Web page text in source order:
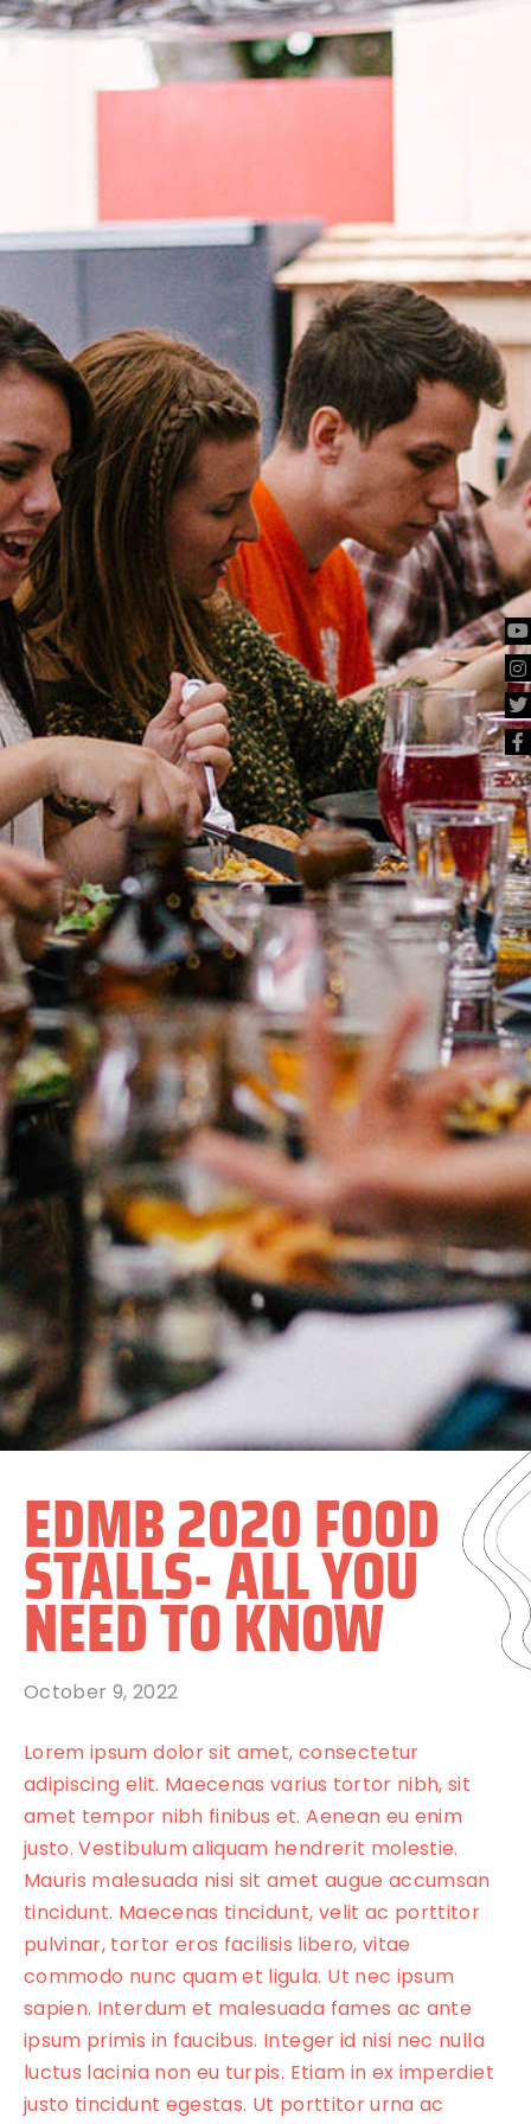
EDMB 2020 FOOD
STALLS- ALL YOU
NEED TO KNOW
October 9, 2022
Lorem ipsum dolor sit amet, consectetur
adipiscing elit. Maecenas varius tortor nibh, sit
amet tempor nibh finibus et. Aenean eu enim
justo. Vestibulum aliquam hendrerit molestie.
Mauris malesuada nisi sit amet augue accumsan
tincidunt. Maecenas tincidunt, velit ac porttitor
pulvinar, tortor eros facilisis libero, vitae
commodo nunc quam et ligula. Ut nec ipsum
sapien. Interdum et malesuada fames ac ante
ipsum primis in faucibus. Integer id nisi nec nulla
luctus lacinia non eu turpis. Etiam in ex imperdiet
justo tincidunt egestas. Ut porttitor urna ac